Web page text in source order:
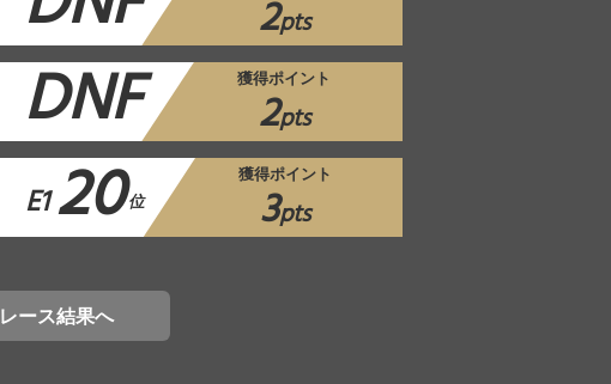
2pts
DNF 獲得ポイント
2pts
E120位
獲得ポイント
3pts
レース結果へ